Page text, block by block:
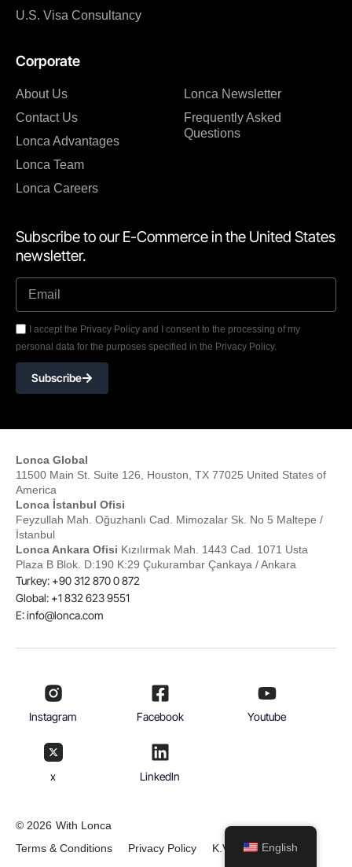
U.S. Visa Consultancy
Corporate
About Us
Contact Us
Lonca Advantages
Lonca Team
Lonca Careers
Lonca Newsletter
Frequently Asked
Questions
Subscribe to our E-Commerce in the United States
newsletter.
I accept the Privacy Policy and I consent to the processing of my
personal data for the purposes specified in the Privacy Policy.
Subscribe
Lonca Global
11500 Main St. Suite 126, Houston, TX 77025 United States of
America
Lonca İstanbul Ofisi
Feyzullah Mah. Oğuzhanlı Cad. Mimozalar Sk. No 5 Maltepe /
İstanbul
Lonca Ankara Ofisi Kızılırmak Mah. 1443 Cad. 1071 Usta
Plaza B Blok. D:190 K:29 Çukurambar Çankaya / Ankara
Turkey: +90 312 870 0 872
Global: +1 832 623 9551
E:info@lonca.com
Instagram Facebook Youtube
x Linkedln
© 2026 With Lonca
Terms & Conditions
Privacy Policy K.V.K.K English